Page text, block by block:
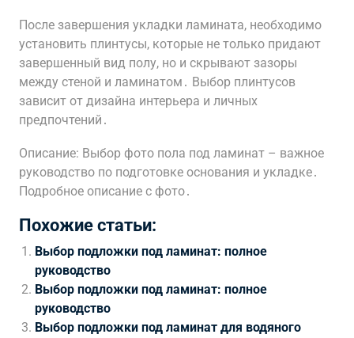
После завершения укладки ламината, необходимо
установить плинтусы, которые не только придают
завершенный вид полу, но и скрывают зазоры
между стеной и ламинатом․ Выбор плинтусов
зависит от дизайна интерьера и личных
предпочтений․
Описание: Выбор фото пола под ламинат – важное
руководство по подготовке основания и укладке․
Подробное описание с фото․
Похожие статьи:
Выбор подложки под ламинат: полное
руководство
Выбор подложки под ламинат: полное
руководство
Выбор подложки под ламинат для водяного